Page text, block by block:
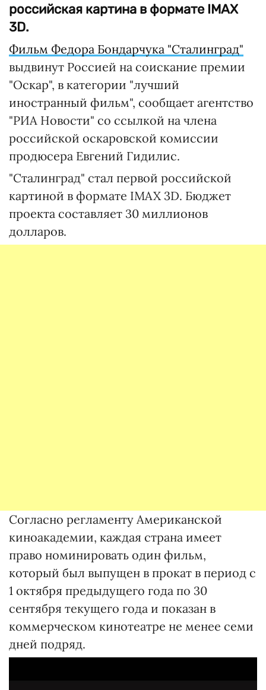
российская картина в формате IMAX
3D.
Фильм Федора Бондарчука "Сталинград"
выдвинут Россией на соискание премии
"Оскар", в категории "лучший
иностранный фильм", сообщает агентство
"РИА Новости" со ссылкой на члена
российской оскаровской комиссии
продюсера Евгений Гидилис.
"Сталинград" стал первой российской
картиной в формате IMAX 3D. Бюджет
проекта составляет 30 миллионов
долларов.
Согласно регламенту Американской
киноакадемии, каждая страна имеет
право номинировать один фильм,
который был выпущен в прокат в период с
1 октября предыдущего года по 30
сентября текущего года и показан в
коммерческом кинотеатре не менее семи
дней подряд.